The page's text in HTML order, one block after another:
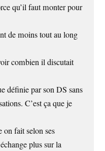
qu’il faut monter pour
de moins tout au long
combien il discutait
définie par son DS sans
C’est ça que je
on fait selon ses
plus sur la